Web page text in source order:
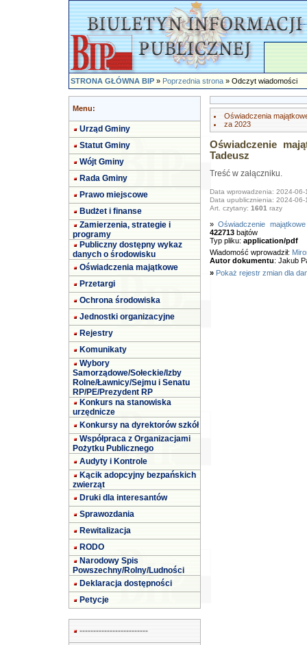
STRONA GŁÓWNA BIP»Poprzednia strona» Odczyt wiadomości
Menu:
Urząd Gminy
Statut Gminy
Wójt Gminy
Rada Gminy
Prawo miejscowe
Budżet i finanse
Zamierzenia, strategie i
programy
Publiczny dostępny wykaz
danych o środowisku
Oświadczenia majątkowe
Przetargi
Ochrona środowiska
Jednostki organizacyjne
Rejestry
Komunikaty
Wybory
Samorządowe/Sołeckie/Izby
Rolne/Ławnicy/Sejmu i Senatu
RP/PE/Prezydent RP
Konkurs na stanowiska
urzędnicze
Konkursy na dyrektorów szkół
Współpraca z Organizacjami
Pożytku Publicznego
Audyty i Kontrole
Kącik adopcyjny bezpańskich
zwierząt
Druki dla interesantów
Sprawozdania
Rewitalizacja
RODO
Narodowy Spis
Powszechny/Rolny/Ludności
Deklaracja dostępności
Petycje
-------------------------
Oświadczenia
za 2023
Oświadczenie
Tadeusz
Treść w załączniku.
Data wprowadzenia: 2024-06-
Data upublicznienia: 2024-06-
Art. czytany: 1601razy
»Oświadczenie
422713bajtów
Typ pliku: application/pdf
Wiadomość wprowadził:
Autor dokumentu: Jakub
» Pokaż rejestr zmian dla